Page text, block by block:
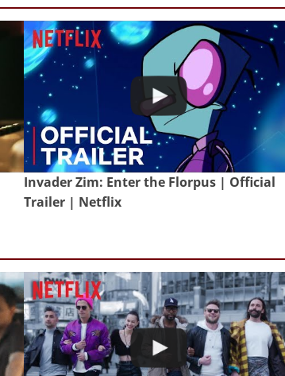
Invader Zim: Enter the Florpus | Official
Trailer | Netflix